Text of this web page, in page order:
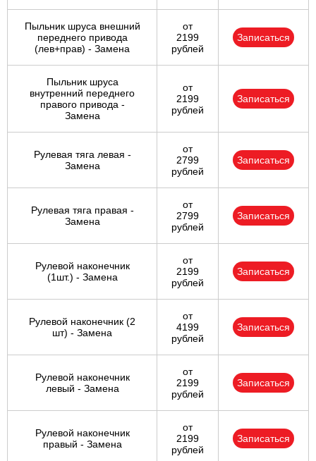
Пыльник шруса внешний
переднего привода
(лев+прав) - Замена
от
2199
рублей
Записаться
Пыльник шруса
внутренний переднего
правого привода -
Замена
от
2199
рублей
Записаться
Рулевая тяга левая -
Замена
от
2799
рублей
Записаться
Рулевая тяга правая -
Замена
от
2799
рублей
Записаться
Рулевой наконечник
(1шт.) - Замена
от
2199
рублей
Записаться
Рулевой наконечник (2
шт) - Замена
от
4199
рублей
Записаться
Рулевой наконечник
левый - Замена
от
2199
рублей
Записаться
Рулевой наконечник
правый - Замена
от
2199
рублей
Записаться